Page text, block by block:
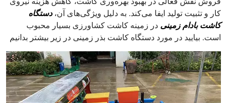
کار و تثبیت تولید ایفا می‌کند. به دلیل ویژگی‌های آن،دستگاه
کاشت بادام زمینی در زمینه کاشت کشاورزی بسیار محبوب
است. بیایید در مورد دستگاه کاشت بذر زمینی در زیر بیشتر بدانیم